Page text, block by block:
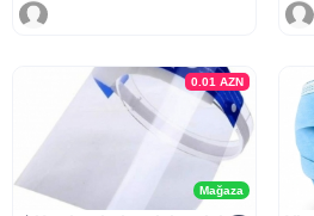
Mağaza
0.01AZN